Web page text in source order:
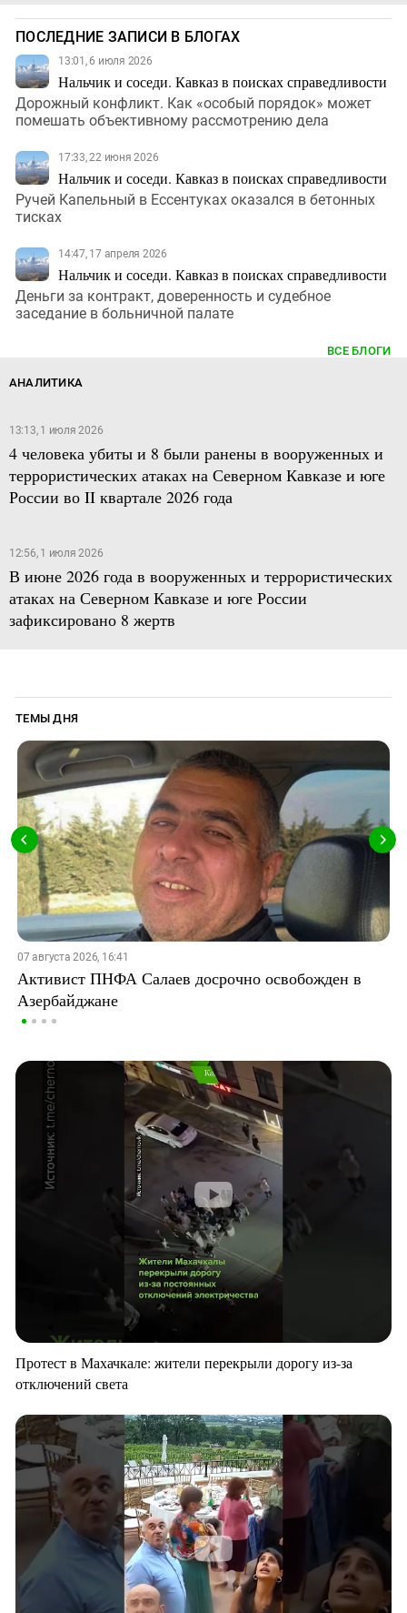
ПОСЛЕДНИЕ ЗАПИСИ В БЛОГАХ
13:01, 6 июля 2026
Нальчик и соседи. Кавказ в поисках справедливости
Дорожный конфликт. Как «особый порядок» может
помешать объективному рассмотрению дела
17:33, 22 июня 2026
Нальчик и соседи. Кавказ в поисках справедливости
Ручей Капельный в Ессентуках оказался в бетонных
тисках
14:47, 17 апреля 2026
Нальчик и соседи. Кавказ в поисках справедливости
Деньги за контракт, доверенность и судебное
заседание в больничной палате
ВСЕ БЛОГИ
АНАЛИТИКА
13:13, 1 июля 2026
4 человека убиты и 8 были ранены в вооруженных и
террористических атаках на Северном Кавказе и юге
России во II квартале 2026 года
12:56, 1 июля 2026
В июне 2026 года в вооруженных и террористических
атаках на Северном Кавказе и юге России
зафиксировано 8 жертв
ТЕМЫ ДНЯ
07 августа 2026, 16:41
Активист ПНФА Салаев досрочно освобожден в
Азербайджане
Протест в Махачкале: жители перекрыли дорогу из-за
отключений света